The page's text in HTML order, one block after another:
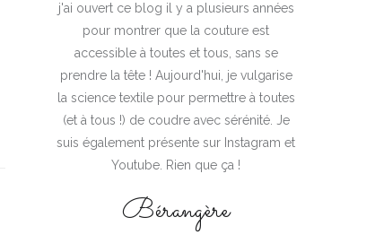
j'ai ouvert ce blog il y a plusieurs années
pour montrer que la couture est
accessible à toutes et tous, sans se
prendre la tête ! Aujourd'hui, je vulgarise
la science textile pour permettre à toutes
(et à tous !) de coudre avec sérénité. Je
suis également présente sur Instagram et
Youtube. Rien que ça !
Bérangère